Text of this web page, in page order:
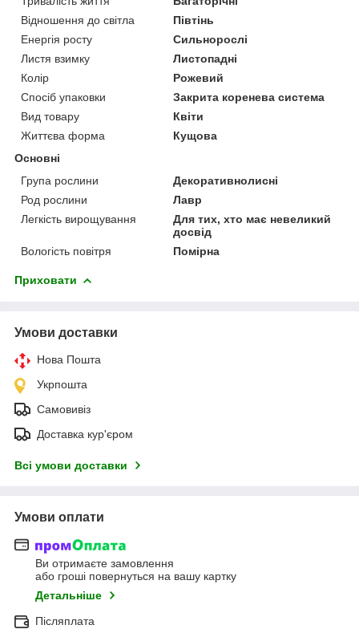
Відношення до світла
Півтінь
Енергія росту
Сильнорослі
Листя взимку
Листопадні
Колір
Рожевий
Спосіб упаковки
Закрита коренева система
Вид товару
Квіти
Життєва форма
Кущова
Основні
Група рослини
Декоративнолисні
Род рослини
Лавр
Легкість вирощування
Для тих, хто має невеликий
досвід
Вологість повітря
Помірна
Приховати
Умови доставки
Нова Пошта
Укрпошта
Самовивіз
Доставка кур'єром
Всі умови доставки
Умови оплати
Ви отримаєте замовлення
або гроші повернуться на вашу картку
Детальніше
Післяплата